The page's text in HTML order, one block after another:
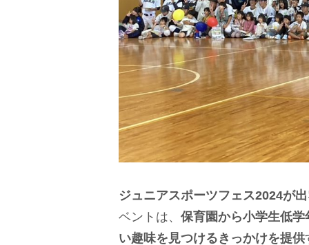
ジュニアスポーツフェス2024が
ベントは、 保育園から小学生低
い趣味を見つけるきっかけを提供